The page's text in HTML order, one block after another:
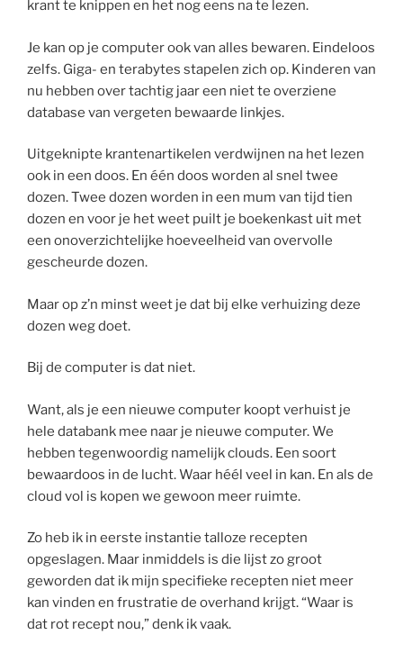
krant te knippen en het nog eens na te lezen.
Je kan op je computer ook van alles bewaren. Eindeloos
zelfs. Giga- en terabytes stapelen zich op. Kinderen van
nu hebben over tachtig jaar een niet te overziene
database van vergeten bewaarde linkjes.
Uitgeknipte krantenartikelen verdwijnen na het lezen
ook in een doos. En één doos worden al snel twee
dozen. Twee dozen worden in een mum van tijd tien
dozen en voor je het weet puilt je boekenkast uit met
een onoverzichtelijke hoeveelheid van overvolle
gescheurde dozen.
Maar op z’n minst weet je dat bij elke verhuizing deze
dozen weg doet.
Bij de computer is dat niet.
Want, als je een nieuwe computer koopt verhuist je
hele databank mee naar je nieuwe computer. We
hebben tegenwoordig namelijk clouds. Een soort
bewaardoos in de lucht. Waar héél veel in kan. En als de
cloud vol is kopen we gewoon meer ruimte.
Zo heb ik in eerste instantie talloze recepten
opgeslagen. Maar inmiddels is die lijst zo groot
geworden dat ik mijn specifieke recepten niet meer
kan vinden en frustratie de overhand krijgt. “Waar is
dat rot recept nou,” denk ik vaak.